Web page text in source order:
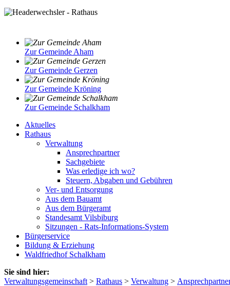
Zur Gemeinde Aham
Zur Gemeinde Gerzen
Zur Gemeinde Kröning
Zur Gemeinde Schalkham
Aktuelles
Rathaus
Verwaltung
Ansprechpartner
Sachgebiete
Was erledige ich wo?
Steuern, Abgaben und Gebühren
Ver- und Entsorgung
Aus dem Bauamt
Aus dem Bürgeramt
Standesamt Vilsbiburg
Sitzungen - Rats-Informations-System
Bürgerservice
Bildung & Erziehung
Waldfriedhof Schalkham
Sie sind hier:
Verwaltungsgemeinschaft > Rathaus > Verwaltung >